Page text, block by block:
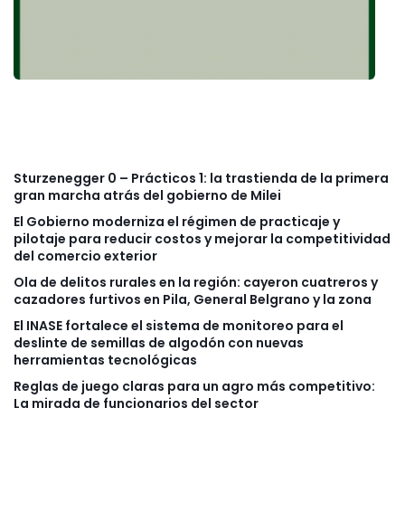
Sturzenegger 0 – Prácticos 1: la trastienda de la primera
gran marcha atrás del gobierno de Milei
El Gobierno moderniza el régimen de practicaje y
pilotaje para reducir costos y mejorar la competitividad
del comercio exterior
Ola de delitos rurales en la región: cayeron cuatreros y
cazadores furtivos en Pila, General Belgrano y la zona
El INASE fortalece el sistema de monitoreo para el
deslinte de semillas de algodón con nuevas
herramientas tecnológicas
Reglas de juego claras para un agro más competitivo:
La mirada de funcionarios del sector